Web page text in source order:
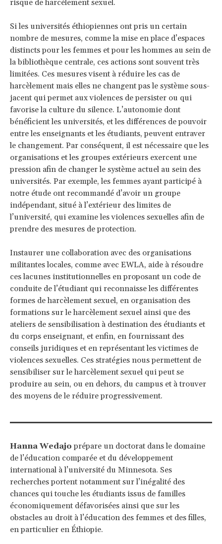
risque de harcèlement sexuel.
Si les universités éthiopiennes ont pris un certain
nombre de mesures, comme la mise en place d’espaces
distincts pour les femmes et pour les hommes au sein de
la bibliothèque centrale, ces actions sont souvent très
limitées. Ces mesures visent à réduire les cas de
harcèlement mais elles ne changent pas le système sous-
jacent qui permet aux violences de persister ou qui
favorise la culture du silence. L’autonomie dont
bénéficient les universités, et les différences de pouvoir
entre les enseignants et les étudiants, peuvent entraver
le changement. Par conséquent, il est nécessaire que les
organisations et les groupes extérieurs exercent une
pression afin de changer le système actuel au sein des
universités. Par exemple, les femmes ayant participé à
notre étude ont recommandé d’avoir un groupe
indépendant, situé à l’extérieur des limites de
l’université, qui examine les violences sexuelles afin de
prendre des mesures de protection.
Instaurer une collaboration avec des organisations
militantes locales, comme avec EWLA, aide à résoudre
ces lacunes institutionnelles en proposant un code de
conduite de l’étudiant qui reconnaisse les différentes
formes de harcèlement sexuel, en organisation des
formations sur le harcèlement sexuel ainsi que des
ateliers de sensibilisation à destination des étudiants et
du corps enseignant, et enfin, en fournissant des
conseils juridiques et en représentant les victimes de
violences sexuelles. Ces stratégies nous permettent de
sensibiliser sur le harcèlement sexuel qui peut se
produire au sein, ou en dehors, du campus et à trouver
des moyens de le réduire progressivement.
Hanna Wedajo prépare un doctorat dans le domaine
de l’éducation comparée et du développement
international à l’université du Minnesota. Ses
recherches portent notamment sur l’inégalité des
chances qui touche les étudiants issus de familles
économiquement défavorisées ainsi que sur les
obstacles au droit à l’éducation des femmes et des filles,
en particulier en Éthiopie.